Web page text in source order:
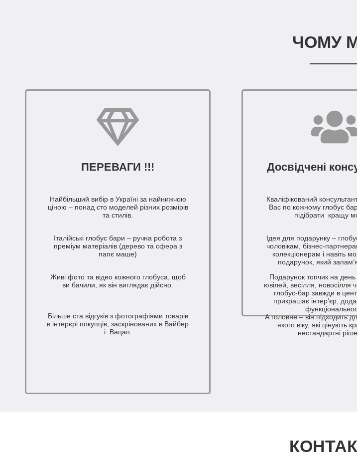
ЧОМУ
ПЕРЕВАГИ !!!
Найбільший вибір в Україні за найнижчою
ціною – понад сто моделей різних розмірів
та стилів.
Італійські глобус бари – ручна робота з
преміум матеріалів (дерево та сфера з
папє маше)
Живі фото та відео кожного глобуса, щоб
ви бачили, як він виглядає дійсно.
Більше ста відгуків з фотографіями товарів
в інтерєрі покупців, заскрінованих в Вайбер
і Вацап.
Досвідчені
Кваліфікований
Вас по кожному глобус
підібрати кращу
Ідея для подарунку –
чоловікам, бізнес-
колекціонерам і навіть
подарунок, який
Подарунок топчик на
ювілей, весілля, новосілля
глобус-бар завжди в
прикрашає інтер’єр,
А головне – він підходить
якого віку, які цінують
нестандартні